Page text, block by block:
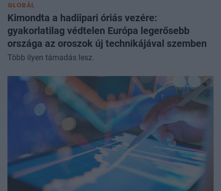
GLOBÁL
Kimondta a hadiipari óriás vezére:
gyakorlatilag védtelen Európa legerősebb
országa az oroszok új technikájával szemben
Több ilyen támadás lesz.